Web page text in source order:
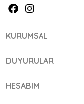
KURUMSAL
DUYURULAR
HESABIM